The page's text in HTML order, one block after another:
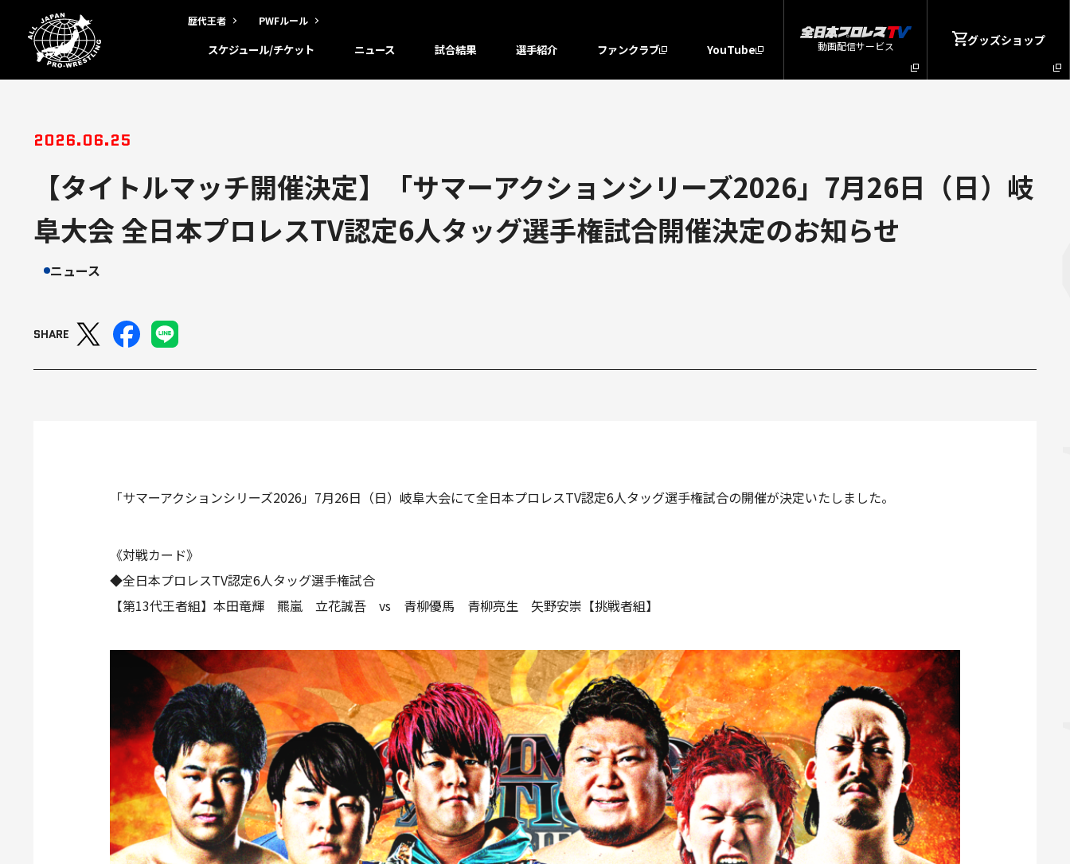
歴代王者 PWFルール
スケジュール/チケット ニュース 試合結果 選手紹介 ファンクラブ YouTube 動画配信サービス グッズショップ
2026.06.25
【タイトルマッチ開催決定】「サマーアクションシリーズ2026」7月26日（日）岐
阜大会 全日本プロレスTV認定6人タッグ選手権試合開催決定のお知らせ
ニュース
SHARE
「サマーアクションシリーズ2026」7月26日（日）岐阜大会にて全日本プロレスTV認定6人タッグ選手権試合の開催が決定いたしました。
《対戦カード》
◆全日本プロレスTV認定6人タッグ選手権試合
【第13代王者組】本田竜輝 羆嵐 立花誠吾 vs 青柳優馬 青柳亮生 矢野安崇【挑戦者組】